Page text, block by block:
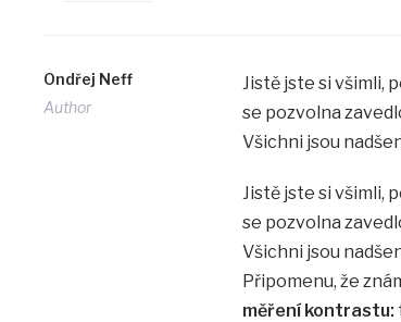
Ondřej Neff
Author
Jistě jste si všimli,
se pozvolna
Všichni jsou
Jistě jste si všimli,
se pozvolna
Všichni jsou
Připomenu, že
měření kontrastu: